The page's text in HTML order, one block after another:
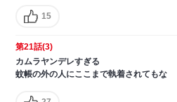
15
第21話(3)
カムラヤンデレすぎる
蚊帳の外の人にここまで執着されてもな